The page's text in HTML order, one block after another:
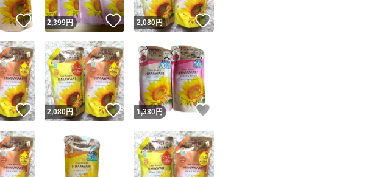
いいね！
2,399円 いいね！
2,080円 いいね！
いいね！
2,080円 いいね！
1,380円